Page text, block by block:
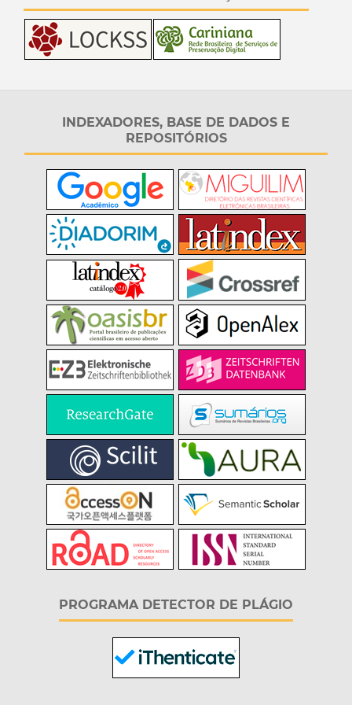
INDEXADORES, BASE DE DADOS E
REPOSITÓRIOS
PROGRAMA DETECTOR DE PLÁGIO